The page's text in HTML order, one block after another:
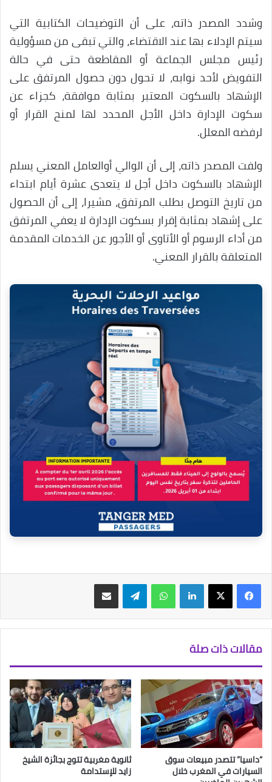
وشدد المصدر ذاته، على أن التوضيحات الكتابية التي
سيتم الإدلاء بها عند الاقتضاء، والتي تبقى من مسؤولية
رئيس مجلس الجماعة أو المقاطعة حتى في حالة
التفويض لأحد نوابه، لا تحول دون حصول المرتفق على
الإشهاد بالسكوت المعتبر بمثابة موافقة، كجزاء عن
سكوت الإدارة داخل الأجل المحدد لها لمنح القرار أو
لرفضه المعلل.
ولفت المصدر ذاته، إلى أن الوالي أوالعامل المعني يسلم
الإشهاد بالسكوت داخل أجل لا يتعدى عشرة أيام ابتداء
من تاريخ التوصل بطلب المرتفق، مشيرا، إلى أن الحصول
على إشهاد بمثابة إقرار بسكوت الإدارة لا يعفي المرتفق
من أداء الرسوم أو الأتاوى أو الأجور عن الخدمات المقدمة
المتعلقة بالقرار المعني.
فيسبوك‫X لينكدإن واتساب تيلقرام مشاركة عبر البريد
مقالات ذات صلة
“داسيا” تتصدر مبيعات سوق
السيارات في المغرب خلال
ثانوية مغربية تتوج بجائزة الشيخ
زايد للإستدامة